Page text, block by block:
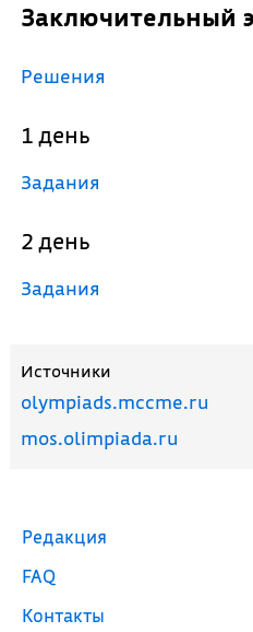
Заключительный
Решения
1 день
Задания
2 день
Задания
Источники
olympiads.mccme.ru
mos.olimpiada.ru
Редакция
FAQ
Контакты